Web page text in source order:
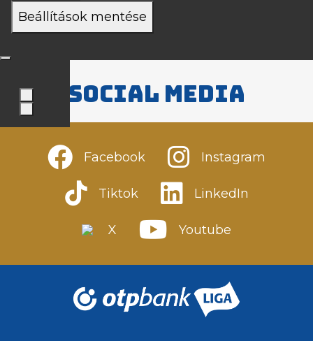
Beállítások mentése
Social media
Facebook Instagram
Tiktok LinkedIn
X Youtube